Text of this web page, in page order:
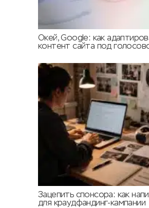
Окей, Google: как
контент сайта под
Зацепить спонсора: как
для краудфандинг-кампании